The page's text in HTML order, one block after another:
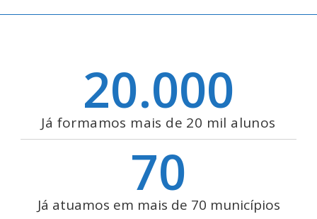
Já formamos mais de 20 mil alunos
20.000
Já atuamos em mais de 70 municípios
70